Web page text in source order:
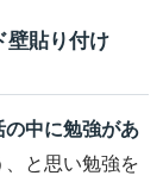
壁貼り付け
中に勉強があ
と思い勉強を